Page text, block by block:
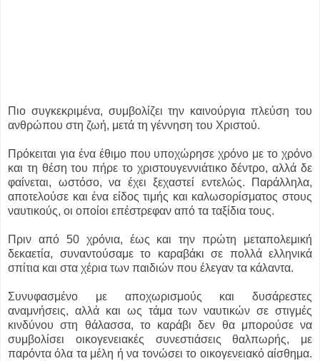
Πιο συγκεκριμένα, συμβολίζει την καινούργια πλεύση του
ανθρώπου στη ζωή, μετά τη γέννηση του Χριστού.
Πρόκειται για ένα έθιμο που υποχώρησε χρόνο με το χρόνο
και τη θέση του πήρε το χριστουγεννιάτικο δέντρο, αλλά δε
φαίνεται, ωστόσο, να έχει ξεχαστεί εντελώς. Παράλληλα,
αποτελούσε και ένα είδος τιμής και καλωσορίσματος στους
ναυτικούς, οι οποίοι επέστρεφαν από τα ταξίδια τους.
Πριν από 50 χρόνια, έως και την πρώτη μεταπολεμική
δεκαετία, συναντούσαμε το καραβάκι σε πολλά ελληνικά
σπίτια και στα χέρια των παιδιών που έλεγαν τα κάλαντα.
Συνυφασμένο με αποχωρισμούς και δυσάρεστες
αναμνήσεις, αλλά και ως τάμα των ναυτικών σε στιγμές
κινδύνου στη θάλασσα, το καράβι δεν θα μπορούσε να
συμβολίσει οικογενειακές συνεστιάσεις θαλπωρής, με
παρόντα όλα τα μέλη ή να τονώσει το οικογενειακό αίσθημα.